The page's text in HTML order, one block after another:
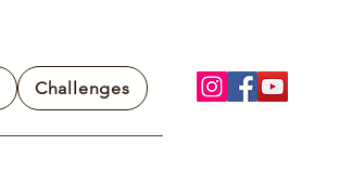
Challenges